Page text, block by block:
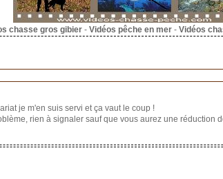
chasse gros gibier- Vidéos pêche en mer- Vidéos
je m'en suis servi et ça vaut le coup !
rien à signaler sauf que vous aurez une réduction